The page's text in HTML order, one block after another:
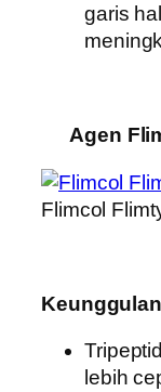
garis
Agen
Flimcol
lebih